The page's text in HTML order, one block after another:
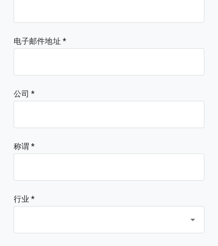
电子邮件地址
公司
称谓
行业 *